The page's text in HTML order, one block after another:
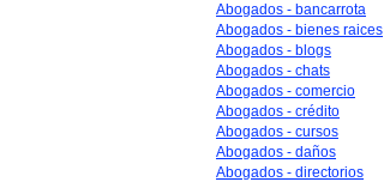
Abogados - bancarrota
Abogados - bienes raices
Abogados - blogs
Abogados - chats
Abogados - comercio
Abogados - crédito
Abogados - cursos
Abogados - daños
Abogados - directorios